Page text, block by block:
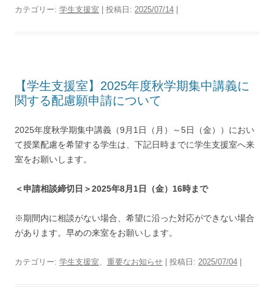
カテゴリー: 学生支援室 | 投稿日: 2025/07/14
【学生支援室】2025年度秋学期集中講義に
関する配慮願申請について
2025年度秋学期集中講義（9月1日（月）～5日（金））におい
て授業配慮を希望する学生は、下記日時までに学生支援室へ来
室をお願いします。
＜申請相談締切日＞2025年8月1日（金）16時まで
※期間内に相談がない場合、希望に沿った対応ができない場合
があります。早めの来室をお願いします。
カテゴリー: 学生支援室、 重要なお知らせ | 投稿日: 2025/07/04